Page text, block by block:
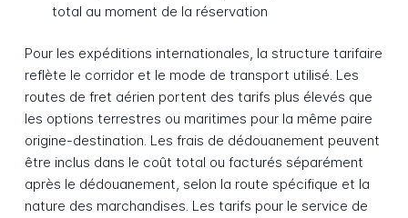
total au moment de la réservation
Pour les expéditions internationales, la structure tarifaire
reflète le corridor et le mode de transport utilisé. Les
routes de fret aérien portent des tarifs plus élevés que
les options terrestres ou maritimes pour la même paire
origine-destination. Les frais de dédouanement peuvent
être inclus dans le coût total ou facturés séparément
après le dédouanement, selon la route spécifique et la
nature des marchandises. Les tarifs pour le service de